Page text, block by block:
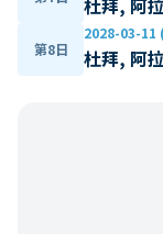
杜拜, 阿
第8日
2028-03-11
杜拜, 阿